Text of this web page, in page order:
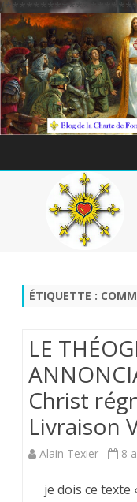
/
ÉTIQUETTE :
LE
Christ
Livraison
Alain Texier 8
je dois ce texte